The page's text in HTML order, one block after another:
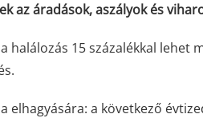
az áradások, aszályok és
15 százalékkal lehet
a következő